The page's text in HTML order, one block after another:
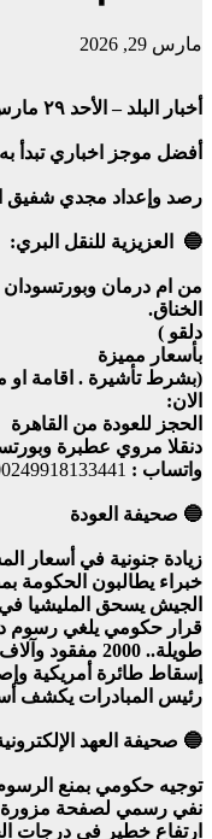
مارس 29, 2026
أخبار البلد – الأحد ٢٩ مارس ٢٠٢٦م
أفضل موجز اخباري تبدأ
رصد وإعداد مجدي شفيق
🔵 العزيزية للنقل البري:
من ام درمان وبورتسودان
الخناق.
دلقو )
بأسعار مميزة
(بشرط تأشيرة . اقامة او
الان:
الحجز للعودة من القاهرة
دنقلا مروي عطبرة
واتساب :
🔵 صحيفة العودة
زيادة جنونية في أسعار
خبراء يطالبون الحكومة
الجيش يسحق المليشيا
قرار حكومي يلغي رسوم
طويلة.. 2000 مفقود وآلاف النازحين على وجبة واحدة.
إسقاط طائرة أمريكية
رئيس المبادرات يكشف
🔵 صحيفة العهد
توجيه حكومي بمنع الرسوم
نفي رسمي لصفحة مزورة
ارتفاع خطير في درجات